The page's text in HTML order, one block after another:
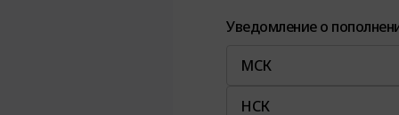
Уведомление о
МСК
НСК